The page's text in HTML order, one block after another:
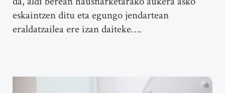
eskaintzen ditu eta egungo jendartean
eraldatzailea ere izan daiteke….